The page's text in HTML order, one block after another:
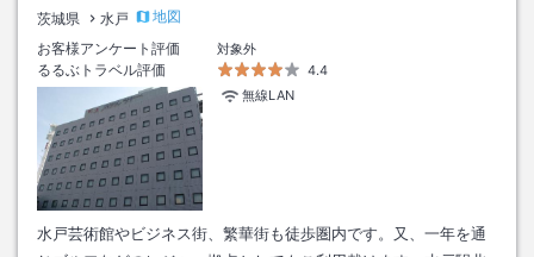
茨城県 水戸
地図
お客様アンケート評価
対象外
るるぶトラベル評価
4.4
無線LAN
水戸芸術館やビジネス街、繁華街も徒歩圏内です。又、一年を通